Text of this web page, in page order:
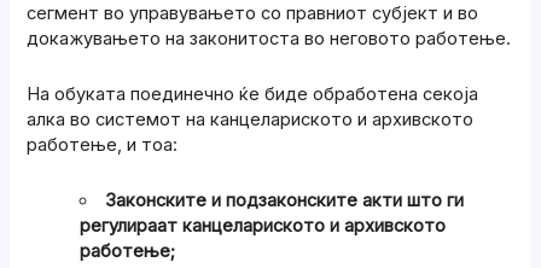
сегмент во управувањето со правниот субјект и во
докажувањето на законитоста во неговото работење.
На обуката поединечно ќе биде обработена секоја
алка во системот на канцелариското и архивското
работење, и тоа:
Законските и подзаконските акти што ги
регулираат канцелариското и архивското
работење;